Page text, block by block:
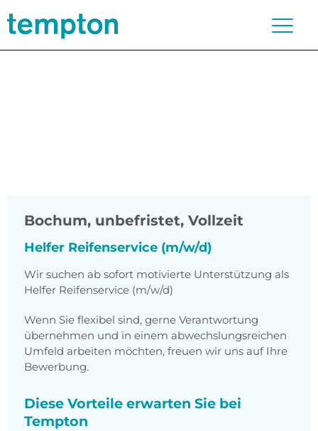
Bochum, unbefristet, Vollzeit
Helfer Reifenservice (m/w/d)
Wir suchen ab sofort motivierte Unterstützung als
Helfer Reifenservice (m/w/d)
Wenn Sie flexibel sind, gerne Verantwortung
übernehmen und in einem abwechslungsreichen
Umfeld arbeiten möchten, freuen wir uns auf Ihre
Bewerbung.
Diese Vorteile erwarten Sie bei
Tempton